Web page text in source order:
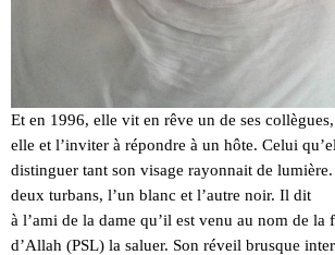
Et en 1996, elle vit en rêve un de ses
elle et l’inviter à répondre à un hôte. Celui
distinguer tant son visage rayonnait de
deux turbans, l’un blanc et l’autre noir. Il dit
à l’ami de la dame qu’il est venu au nom de la
d’Allah (PSL) la saluer. Son réveil brusque